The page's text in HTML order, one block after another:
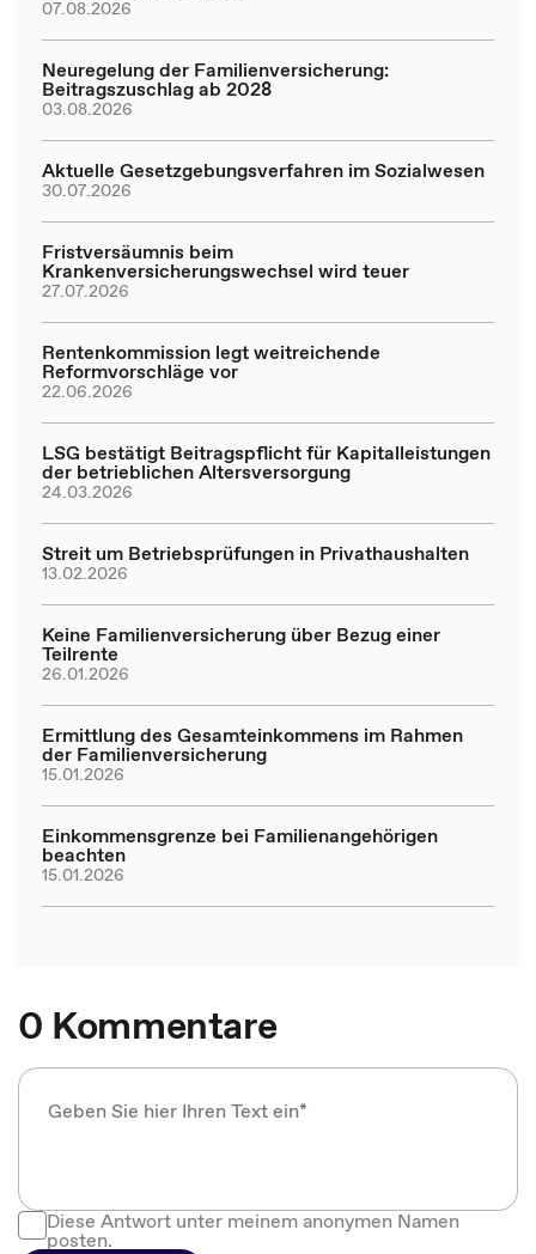
07.08.2026
Neuregelung der Familienversicherung:
Beitragszuschlag ab 2028
03.08.2026
Aktuelle Gesetzgebungsverfahren im Sozialwesen
30.07.2026
Fristversäumnis beim
Krankenversicherungswechsel wird teuer
27.07.2026
Rentenkommission legt weitreichende
Reformvorschläge vor
22.06.2026
LSG bestätigt Beitragspflicht für Kapitalleistungen
der betrieblichen Altersversorgung
24.03.2026
Streit um Betriebsprüfungen in Privathaushalten
13.02.2026
Keine Familienversicherung über Bezug einer
Teilrente
26.01.2026
Ermittlung des Gesamteinkommens im Rahmen
der Familienversicherung
15.01.2026
Einkommensgrenze bei Familienangehörigen
beachten
15.01.2026
0 Kommentare
Diese Antwort unter meinem anonymen Namen
posten.